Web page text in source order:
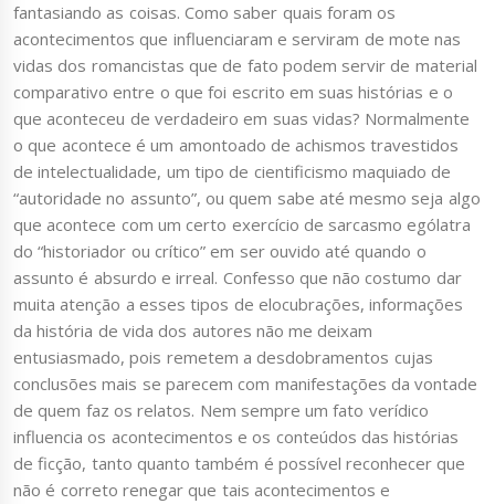
fantasiando as coisas. Como saber quais foram os
acontecimentos que influenciaram e serviram de mote nas
vidas dos romancistas que de fato podem servir de material
comparativo entre o que foi escrito em suas histórias e o
que aconteceu de verdadeiro em suas vidas? Normalmente
o que acontece é um amontoado de achismos travestidos
de intelectualidade, um tipo de cientificismo maquiado de
“autoridade no assunto”, ou quem sabe até mesmo seja algo
que acontece com um certo exercício de sarcasmo ególatra
do “historiador ou crítico” em ser ouvido até quando o
assunto é absurdo e irreal. Confesso que não costumo dar
muita atenção a esses tipos de elocubrações, informações
da história de vida dos autores não me deixam
entusiasmado, pois remetem a desdobramentos cujas
conclusões mais se parecem com manifestações da vontade
de quem faz os relatos. Nem sempre um fato verídico
influencia os acontecimentos e os conteúdos das histórias
de ficção, tanto quanto também é possível reconhecer que
não é correto renegar que tais acontecimentos e